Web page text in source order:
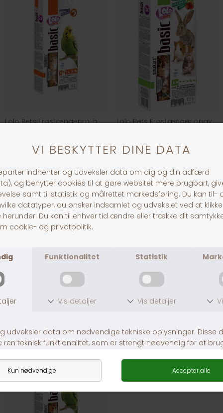
Lolo Pets Frøstænger m. honning, undulat
Lolo Pets Frøstænger gnaver/Kanin m. frugt
DKK 25,00
Lolo Pets Kalksten skaller